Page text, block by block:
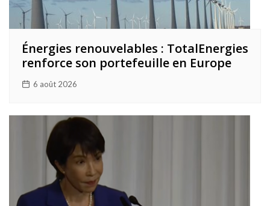
Énergies renouvelables : TotalEnergies
renforce son portefeuille en Europe
6 août 2026